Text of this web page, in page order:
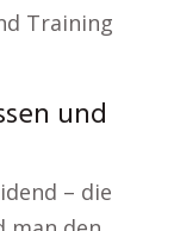
Training
und
– die